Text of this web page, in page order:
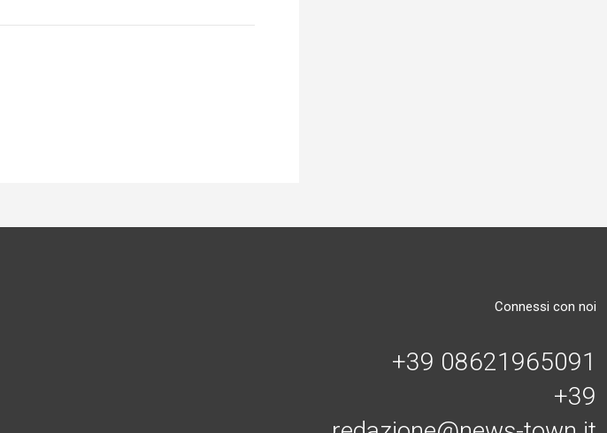
Connessi con noi
+39 08621965091
+39